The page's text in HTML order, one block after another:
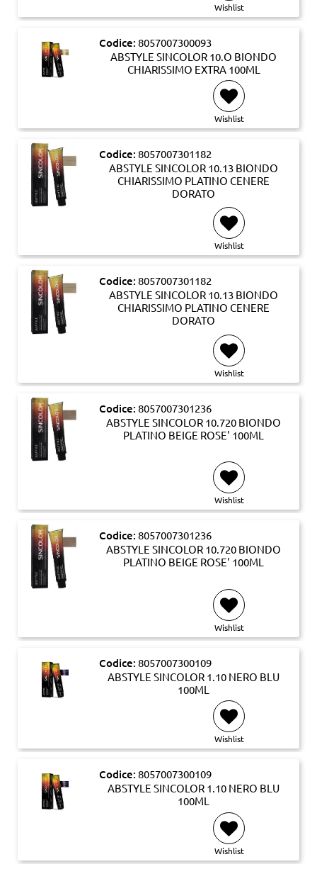
Wishlist
Codice: 8057007300093
ABSTYLE SINCOLOR 10.O BIONDO
CHIARISSIMO EXTRA 100ML
Wishlist
Codice: 8057007301182
ABSTYLE SINCOLOR 10.13 BIONDO
CHIARISSIMO PLATINO CENERE
DORATO
Wishlist
Codice: 8057007301182
ABSTYLE SINCOLOR 10.13 BIONDO
CHIARISSIMO PLATINO CENERE
DORATO
Wishlist
Codice: 8057007301236
ABSTYLE SINCOLOR 10.720 BIONDO
PLATINO BEIGE ROSE' 100ML
Wishlist
Codice: 8057007301236
ABSTYLE SINCOLOR 10.720 BIONDO
PLATINO BEIGE ROSE' 100ML
Wishlist
Codice: 8057007300109
ABSTYLE SINCOLOR 1.10 NERO BLU
100ML
Wishlist
Codice: 8057007300109
ABSTYLE SINCOLOR 1.10 NERO BLU
100ML
Wishlist